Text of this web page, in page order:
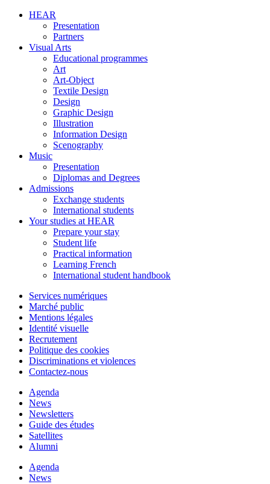
HEAR
Presentation
Partners
Visual Arts
Educational programmes
Art
Art-Object
Textile Design
Design
Graphic Design
Illustration
Information Design
Scenography
Music
Presentation
Diplomas and Degrees
Admissions
Exchange students
International students
Your studies at HEAR
Prepare your stay
Student life
Practical information
Learning French
International student handbook
Services numériques
Marché public
Mentions légales
Identité visuelle
Recrutement
Politique des cookies
Discriminations et violences
Contactez-nous
Agenda
News
Newsletters
Guide des études
Satellites
Alumni
Agenda
News